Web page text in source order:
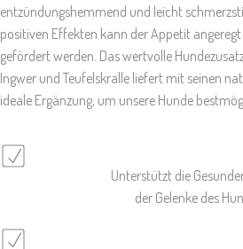
entzündungshemmend und leicht
positiven Effekten kann der Appetit
gefördert werden. Das wertvolle
Ingwer und Teufelskralle liefert mit seinen
ideale Ergänzung, um unsere Hunde
Unterstützt die
der Gelenke des